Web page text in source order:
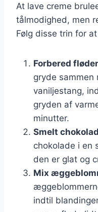
At lave creme
tålmodighed, men
Følg disse trin for
Forbered
gryde sammen
vaniljestang,
gryden af
minutter.
Smelt
chokolade i en
den er glat og
Mix
indtil